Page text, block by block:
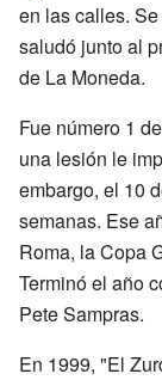
en las calles.
saludó junto al
de La Moneda.
Fue número 1
una lesión le
embargo, el 10
semanas. Ese
Roma, la Copa
Terminó el año
Pete Sampras.
En 1999, "El